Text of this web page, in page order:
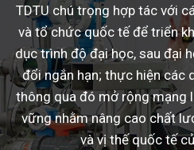
TDTU chú trọng hợp tác với
và tổ chức quốc tế để triển
dục trình độ đại học, sau đại
đổi ngắn hạn; thực hiện các
thông qua đó mở rộng mạng
vững nhằm nâng cao chất
và vị thế quốc tế